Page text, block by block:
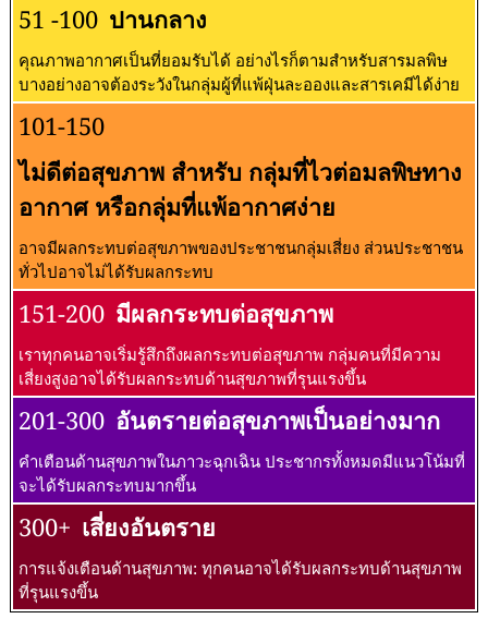
51 -100 ปานกลาง
คุณภาพอากาศเป็นที่ยอมรับได้ อย่างไรก็ตามสำหรับสารมลพิษ
บางอย่างอาจต้องระวังในกลุ่มผู้ที่แพ้ฝุ่นละอองและสารเคมีได้ง่าย
101-150
ไม่ดีต่อสุขภาพ สำหรับ กลุ่มที่ไวต่อมลพิษทาง
อากาศ หรือกลุ่มที่แพ้อากาศง่าย
อาจมีผลกระทบต่อสุขภาพของประชาชนกลุ่มเสี่ยง ส่วนประชาชน
ทั่วไปอาจไม่ได้รับผลกระทบ
151-200 มีผลกระทบต่อสุขภาพ
เราทุกคนอาจเริ่มรู้สึกถึงผลกระทบต่อสุขภาพ กลุ่มคนที่มีความ
เสี่ยงสูงอาจได้รับผลกระทบด้านสุขภาพที่รุนแรงขึ้น
201-300 อันตรายต่อสุขภาพเป็นอย่างมาก
คำเตือนด้านสุขภาพในภาวะฉุกเฉิน ประชากรทั้งหมดมีแนวโน้มที่
จะได้รับผลกระทบมากขึ้น
300+ เสี่ยงอันตราย
การแจ้งเตือนด้านสุขภาพ: ทุกคนอาจได้รับผลกระทบด้านสุขภาพ
ที่รุนแรงขึ้น